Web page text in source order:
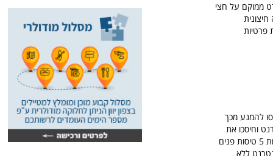
ממוקם על חצי
חיצונית
פרטיות
להמנע מכך
וחיסכו את
עמלות ההזמנה הגבוהות של סוכני הנסיעות, אם סוכני הנסיעות יעשו לכם יד קשה, דעו שקיימות לפחות 5 טיסות פנים
ללא